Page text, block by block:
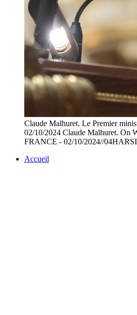
Claude Malhuret. Le Premier
02/10/2024 Claude Malhuret. On
FRANCE - 02/10/2024//
Accueil